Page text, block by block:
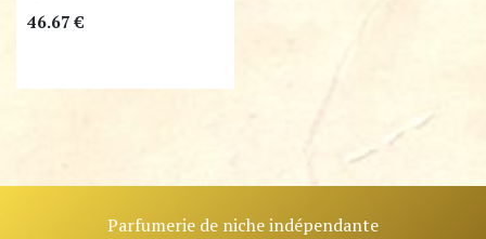
46.67 €
Parfumerie de niche indépendante